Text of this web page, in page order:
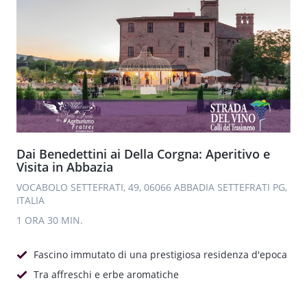
Dai Benedettini ai Della Corgna: Aperitivo e
Visita in Abbazia
VOCABOLO SETTEFRATI, 49, 06066 ABBADIA SETTEFRATI PG,
ITALIA
1 ORA 30 MIN.
Fascino immutato di una prestigiosa residenza d'epoca
Tra affreschi e erbe aromatiche